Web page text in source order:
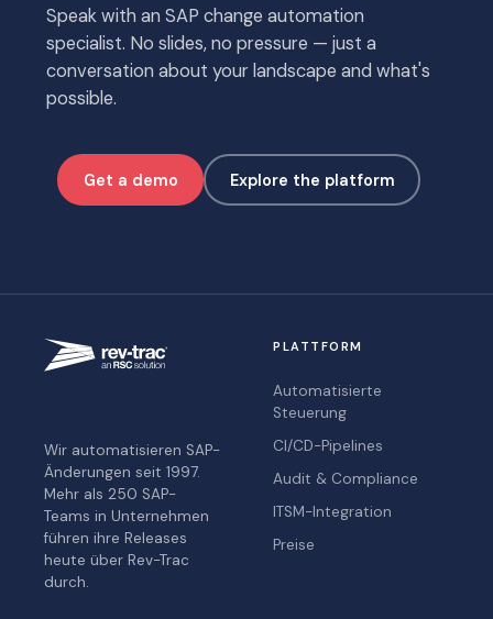
Speak with an SAP change automation
specialist. No slides, no pressure — just a
conversation about your landscape and what's
possible.
Get a demo Explore the platform
Wir automatisieren SAP-
Änderungen seit 1997.
Mehr als 250 SAP-
Teams in Unternehmen
führen ihre Releases
heute über Rev-Trac
durch.
PLATTFORM
Automatisierte
Steuerung
CI/CD-Pipelines
Audit & Compliance
ITSM-Integration
Preise